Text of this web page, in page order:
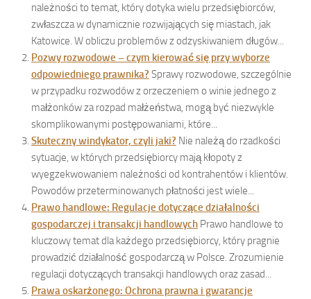
należności to temat, który dotyka wielu przedsiębiorców,
zwłaszcza w dynamicznie rozwijających się miastach, jak
Katowice. W obliczu problemów z odzyskiwaniem długów...
Pozwy rozwodowe – czym kierować się przy wyborze
odpowiedniego prawnika? Sprawy rozwodowe, szczególnie
w przypadku rozwodów z orzeczeniem o winie jednego z
małżonków za rozpad małżeństwa, mogą być niezwykle
skomplikowanymi postępowaniami, które...
Skuteczny windykator, czyli jaki? Nie należą do rzadkości
sytuacje, w których przedsiębiorcy mają kłopoty z
wyegzekwowaniem należności od kontrahentów i klientów.
Powodów przeterminowanych płatności jest wiele...
Prawo handlowe: Regulacje dotyczące działalności
gospodarczej i transakcji handlowych Prawo handlowe to
kluczowy temat dla każdego przedsiębiorcy, który pragnie
prowadzić działalność gospodarczą w Polsce. Zrozumienie
regulacji dotyczących transakcji handlowych oraz zasad...
Prawa oskarżonego: Ochrona prawna i gwarancje